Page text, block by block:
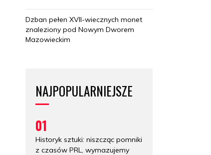
Dzban pełen XVII-wiecznych monet
znaleziony pod Nowym Dworem
Mazowieckim
NAJPOPULARNIEJSZE
01
Historyk sztuki: niszcząc pomniki
z czasów PRL, wymazujemy